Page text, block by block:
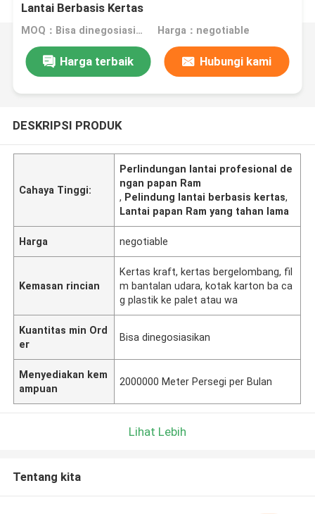
Lantai Berbasis Kertas
MOQ：Bisa dinegosiasikan Harga：negotiable
Harga terbaik Hubungi kami
DESKRIPSI PRODUK
Cahaya Tinggi:
Perlindungan lantai profesional de
ngan papan Ram
, Pelindung lantai berbasis kertas,
Lantai papan Ram yang tahan lama
Harga negotiable
Kemasan rincian
Kertas kraft, kertas bergelombang, fil
m bantalan udara, kotak karton ba ca
g plastik ke palet atau wa
Kuantitas min Ord
er
Bisa dinegosiasikan
Menyediakan kem
ampuan
2000000 Meter Persegi per Bulan
Lihat Lebih
Tentang kita